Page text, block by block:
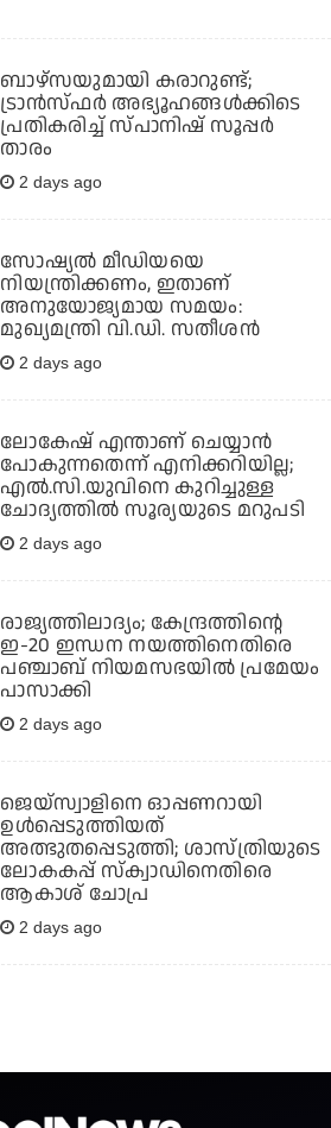
ബാഴ്‌സയുമായി കരാറുണ്ട്;
ട്രാന്‍സ്ഫര്‍ അഭ്യൂഹങ്ങള്‍ക്കിടെ
പ്രതികരിച്ച് സ്പാനിഷ് സൂപ്പര്‍
താരം
2 days ago
സോഷ്യല്‍ മീഡിയയെ
നിയന്ത്രിക്കണം, ഇതാണ്
അനുയോജ്യമായ സമയം:
മുഖ്യമന്ത്രി വി.ഡി. സതീശന്‍
2 days ago
ലോകേഷ് എന്താണ് ചെയ്യാന്‍
പോകുന്നതെന്ന് എനിക്കറിയില്ല;
എല്‍.സി.യുവിനെ കുറിച്ചുള്ള
ചോദ്യത്തില്‍ സൂര്യയുടെ മറുപടി
2 days ago
രാജ്യത്തിലാദ്യം; കേന്ദ്രത്തിന്റെ
ഇ-20 ഇന്ധന നയത്തിനെതിരെ
പഞ്ചാബ് നിയമസഭയില്‍ പ്രമേയം
പാസാക്കി
2 days ago
ജെയ്‌സ്വാളിനെ ഓപ്പണറായി
ഉള്‍പ്പെടുത്തിയത്
അത്ഭുതപ്പെടുത്തി; ശാസ്ത്രിയുടെ
ലോകകപ്പ് സ്‌ക്വാഡിനെതിരെ
ആകാശ് ചോപ്ര
2 days ago